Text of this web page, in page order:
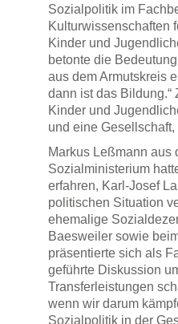
Sozialpolitik im
Kulturwissenschaften
Kinder und
betonte die
aus dem Armutskreis
dann ist das Bildung.“
Kinder und
und eine
Markus Leßmann aus
Sozialministerium
erfahren, Karl-Josef
politischen Situation
ehemalige
Baesweiler sowie
präsentierte sich als
geführte Diskussion
Transferleistungen
wenn wir darum
Sozialpolitik in der